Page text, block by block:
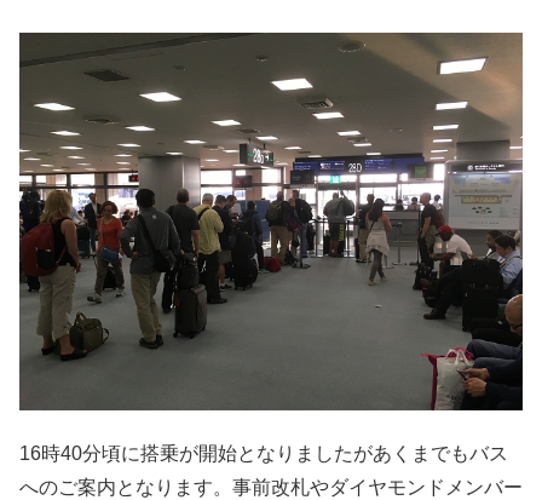
16時40分頃に搭乗が開始となりましたがあくまでもバス
へのご案内となります。事前改札やダイヤモンドメンバー